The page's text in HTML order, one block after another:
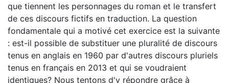
que tiennent les personnages du roman et le transfert
de ces discours fictifs en traduction. La question
fondamentale qui a motivé cet exercice est la suivante
: est-il possible de substituer une pluralité de discours
tenus en anglais en 1960 par d'autres discours pluriels
tenus en français en 2013 et qui se voudraient
identiques? Nous tentons d'y répondre grâce à